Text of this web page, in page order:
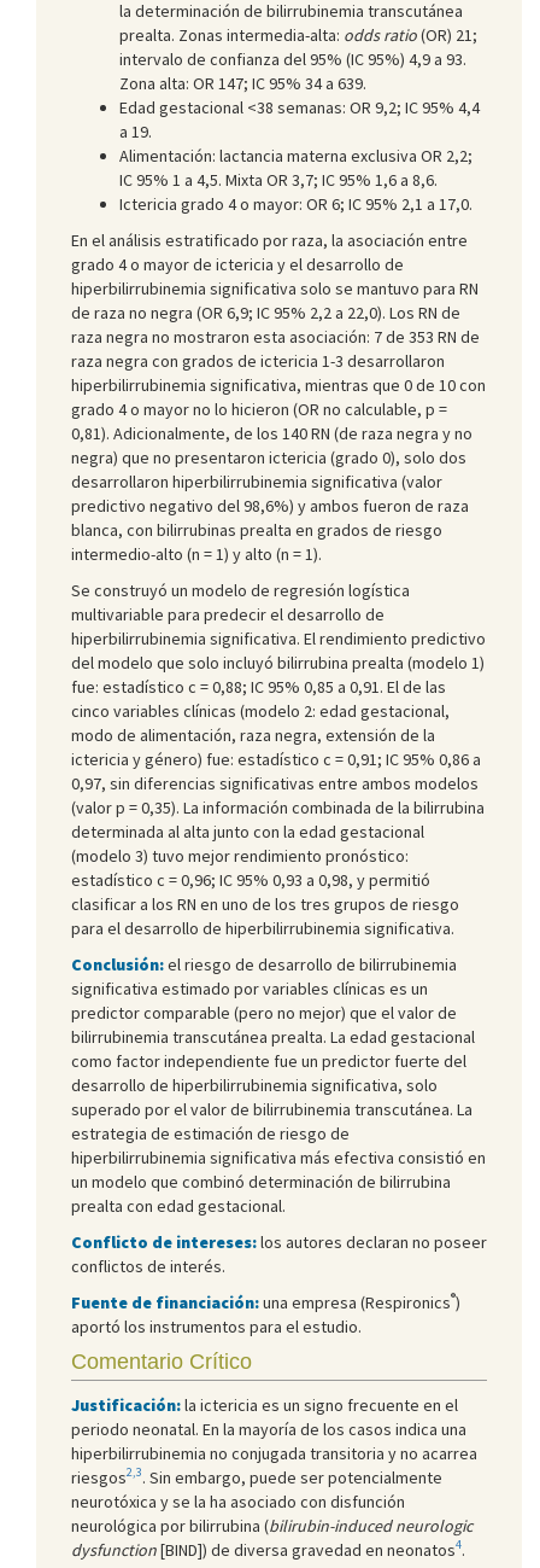
la determinación de bilirrubinemia transcutánea
prealta. Zonas intermedia-alta: odds ratio(OR) 21;
intervalo de confianza del 95% (IC 95%) 4,9 a 93.
Zona alta: OR 147; IC 95% 34 a 639.
Edad gestacional <38 semanas: OR 9,2; IC 95% 4,4
a 19.
Alimentación: lactancia materna exclusiva OR 2,2;
IC 95% 1 a 4,5. Mixta OR 3,7; IC 95% 1,6 a 8,6.
Ictericia grado 4 o mayor: OR 6; IC 95% 2,1 a 17,0.
En el análisis estratificado por raza, la asociación entre
grado 4 o mayor de ictericia y el desarrollo de
hiperbilirrubinemia significativa solo se mantuvo para RN
de raza no negra (OR 6,9; IC 95% 2,2 a 22,0). Los RN de
raza negra no mostraron esta asociación: 7 de 353 RN de
raza negra con grados de ictericia 1-3 desarrollaron
hiperbilirrubinemia significativa, mientras que 0 de 10 con
grado 4 o mayor no lo hicieron (OR no calculable, p =
0,81). Adicionalmente, de los 140 RN (de raza negra y no
negra) que no presentaron ictericia (grado 0), solo dos
desarrollaron hiperbilirrubinemia significativa (valor
predictivo negativo del 98,6%) y ambos fueron de raza
blanca, con bilirrubinas prealta en grados de riesgo
intermedio-alto (n = 1) y alto (n = 1).
Se construyó un modelo de regresión logística
multivariable para predecir el desarrollo de
hiperbilirrubinemia significativa. El rendimiento predictivo
del modelo que solo incluyó bilirrubina prealta (modelo 1)
fue: estadístico c = 0,88; IC 95% 0,85 a 0,91. El de las
cinco variables clínicas (modelo 2: edad gestacional,
modo de alimentación, raza negra, extensión de la
ictericia y género) fue: estadístico c = 0,91; IC 95% 0,86 a
0,97, sin diferencias significativas entre ambos modelos
(valor p = 0,35). La información combinada de la bilirrubina
determinada al alta junto con la edad gestacional
(modelo 3) tuvo mejor rendimiento pronóstico:
estadístico c = 0,96; IC 95% 0,93 a 0,98, y permitió
clasificar a los RN en uno de los tres grupos de riesgo
para el desarrollo de hiperbilirrubinemia significativa.
Conclusión:el riesgo de desarrollo de bilirrubinemia
significativa estimado por variables clínicas es un
predictor comparable (pero no mejor) que el valor de
bilirrubinemia transcutánea prealta. La edad gestacional
como factor independiente fue un predictor fuerte del
desarrollo de hiperbilirrubinemia significativa, solo
superado por el valor de bilirrubinemia transcutánea. La
estrategia de estimación de riesgo de
hiperbilirrubinemia significativa más efectiva consistió en
un modelo que combinó determinación de bilirrubina
prealta con edad gestacional.
Conflicto de intereses:los autores declaran no poseer
conflictos de interés.
Fuente de financiación:una empresa (Respironics®)
aportó los instrumentos para el estudio.
Comentario Crítico
Justificación:la ictericia es un signo frecuente en el
periodo neonatal. En la mayoría de los casos indica una
hiperbilirrubinemia no conjugada transitoria y no acarrea
riesgos2,3. Sin embargo, puede ser potencialmente
neurotóxica y se la ha asociado con disfunción
neurológica por bilirrubina (bilirubin-induced neurologic
dysfunction[BIND]) de diversa gravedad en neonatos4.